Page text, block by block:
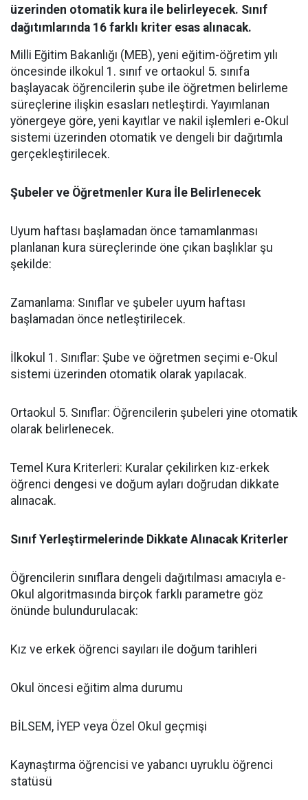
üzerinden otomatik kura ile belirleyecek. Sınıf
dağıtımlarında 16 farklı kriter esas alınacak.
Milli Eğitim Bakanlığı (MEB), yeni eğitim-öğretim yılı
öncesinde ilkokul 1. sınıf ve ortaokul 5. sınıfa
başlayacak öğrencilerin şube ile öğretmen belirleme
süreçlerine ilişkin esasları netleştirdi. Yayımlanan
yönergeye göre, yeni kayıtlar ve nakil işlemleri e-Okul
sistemi üzerinden otomatik ve dengeli bir dağıtımla
gerçekleştirilecek.
Şubeler ve Öğretmenler Kura İle Belirlenecek
​Uyum haftası başlamadan önce tamamlanması
planlanan kura süreçlerinde öne çıkan başlıklar şu
şekilde:
​Zamanlama: Sınıflar ve şubeler uyum haftası
başlamadan önce netleştirilecek.
​İlkokul 1. Sınıflar: Şube ve öğretmen seçimi e-Okul
sistemi üzerinden otomatik olarak yapılacak.
​Ortaokul 5. Sınıflar: Öğrencilerin şubeleri yine otomatik
olarak belirlenecek.
​Temel Kura Kriterleri: Kuralar çekilirken kız-erkek
öğrenci dengesi ve doğum ayları doğrudan dikkate
alınacak.
Sınıf Yerleştirmelerinde Dikkate Alınacak Kriterler
​Öğrencilerin sınıflara dengeli dağıtılması amacıyla e-
Okul algoritmasında birçok farklı parametre göz
önünde bulundurulacak:
​Kız ve erkek öğrenci sayıları ile doğum tarihleri
​Okul öncesi eğitim alma durumu
​BİLSEM, İYEP veya Özel Okul geçmişi
​Kaynaştırma öğrencisi ve yabancı uyruklu öğrenci
statüsü